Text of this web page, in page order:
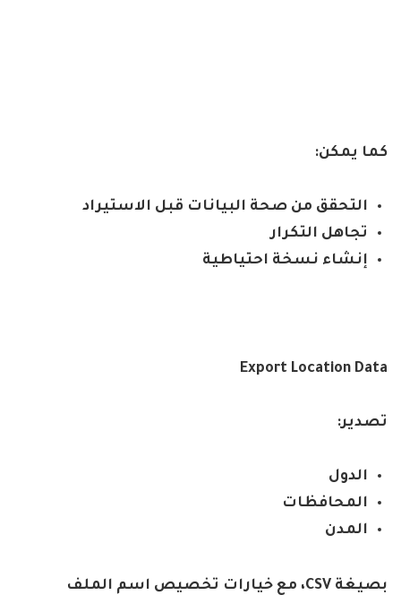
كما يمكن:
التحقق من صحة البيانات قبل الاستيراد
تجاهل التكرار
إنشاء نسخة احتياطية
Export Location Data
تصدير:
الدول
المحافظات
المدن
بصيغة
، مع خيارات تخصيص اسم الملف